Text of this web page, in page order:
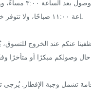
١. وقت تسجيل
اعة ١١:٠٠ صباحًا، ولا
عنكم عند الخروج
وصولكم مبكرًا أو متأخرًا